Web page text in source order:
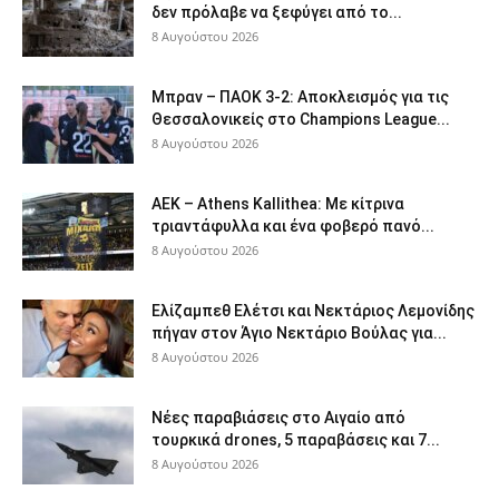
δεν πρόλαβε να ξεφύγει από το...
8 Αυγούστου 2026
Μπραν – ΠΑΟΚ 3-2: Αποκλεισμός για τις
Θεσσαλονικείς στο Champions League...
8 Αυγούστου 2026
ΑΕΚ – Athens Kallithea: Με κίτρινα
τριαντάφυλλα και ένα φοβερό πανό...
8 Αυγούστου 2026
Ελίζαμπεθ Ελέτσι και Νεκτάριος Λεμονίδης
πήγαν στον Άγιο Νεκτάριο Βούλας για...
8 Αυγούστου 2026
Νέες παραβιάσεις στο Αιγαίο από
τουρκικά drones, 5 παραβάσεις και 7...
8 Αυγούστου 2026